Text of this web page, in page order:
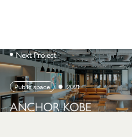
Next Project
Public space 2021
ANCHOR KOBE